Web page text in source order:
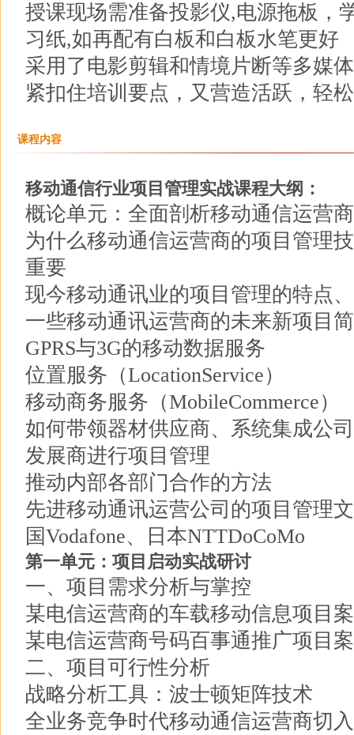
授课现场需准备投影仪,电源拖板，
习纸,如再配有白板和白板水笔更好
采用了电影剪辑和情境片断等多媒
紧扣住培训要点，又营造活跃，轻
课程内容
移动通信行业项目管理实战课程大纲：
概论单元：全面剖析移动通信运营
为什么移动通信运营商的项目管理
重要
现今移动通讯业的项目管理的特点
一些移动通讯运营商的未来新项目
GPRS与3G的移动数据服务
位置服务（LocationService）
移动商务服务（MobileCommerce）
如何带领器材供应商、系统集成公
发展商进行项目管理
推动内部各部门合作的方法
先进移动通讯运营公司的项目管理
国Vodafone、日本NTTDoCoMo
第一单元：项目启动实战研讨
一、项目需求分析与掌控
某电信运营商的车载移动信息项目
某电信运营商号码百事通推广项目
二、项目可行性分析
战略分析工具：波士顿矩阵技术
全业务竞争时代移动通信运营商切